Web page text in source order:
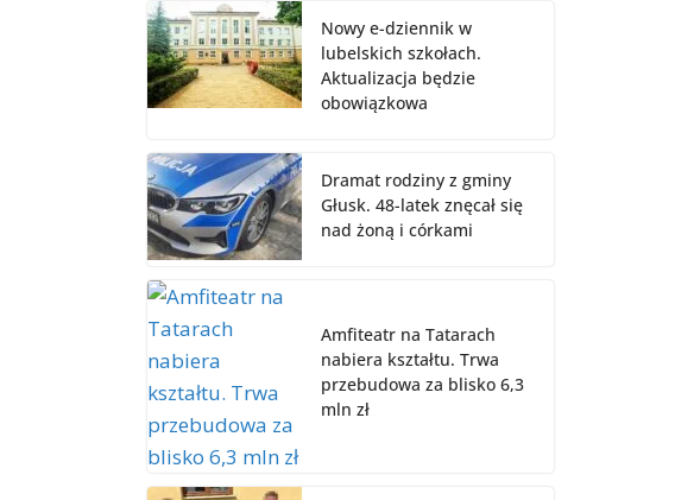
Nowy e-dziennik w
lubelskich szkołach.
Aktualizacja będzie
obowiązkowa
Dramat rodziny z gminy
Głusk. 48-latek znęcał się
nad żoną i córkami
Amfiteatr na Tatarach
nabiera kształtu. Trwa
przebudowa za blisko 6,3
mln zł